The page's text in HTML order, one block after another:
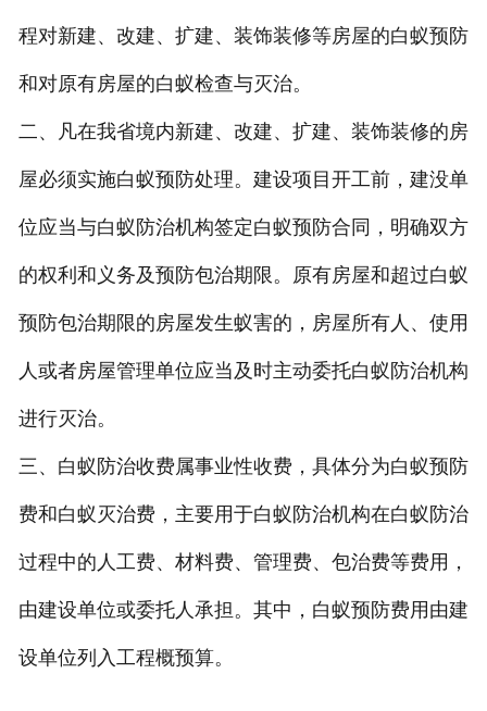
程对新建、改建、扩建、装饰装修等房屋的白蚁预防
和对原有房屋的白蚁检查与灭治。
二、凡在我省境内新建、改建、扩建、装饰装修的房
屋必须实施白蚁预防处理。建设项目开工前，建没单
位应当与白蚁防治机构签定白蚁预防合同，明确双方
的权利和义务及预防包治期限。原有房屋和超过白蚁
预防包治期限的房屋发生蚁害的，房屋所有人、使用
人或者房屋管理单位应当及时主动委托白蚁防治机构
进行灭治。
三、白蚁防治收费属事业性收费，具体分为白蚁预防
费和白蚁灭治费，主要用于白蚁防治机构在白蚁防治
过程中的人工费、材料费、管理费、包治费等费用，
由建设单位或委托人承担。其中，白蚁预防费用由建
设单位列入工程概预算。